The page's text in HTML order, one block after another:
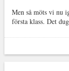
Men så möts vi nu
första klass. Det